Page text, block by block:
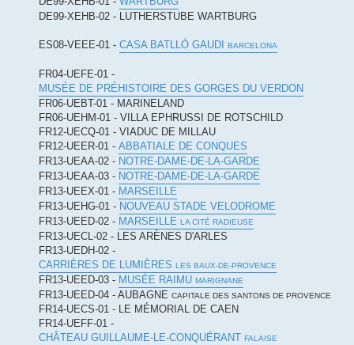
DE99-XEHB-02 - LUTHERSTUBE WARTBURG
ES08-VEEE-01 - CASA BATLLÓ GAUDI BARCELONA
FR04-UEFE-01 -
MUSÉE DE PRÉHISTOIRE DES GORGES DU VERDON
FR06-UEBT-01 - MARINELAND
FR06-UEHM-01 - VILLA EPHRUSSI DE ROTSCHILD
FR12-UECQ-01 - VIADUC DE MILLAU
FR12-UEER-01 - ABBATIALE DE CONQUES
FR13-UEAA-02 - NOTRE-DAME-DE-LA-GARDE
FR13-UEAA-03 - NOTRE-DAME-DE-LA-GARDE
FR13-UEEX-01 - MARSEILLE
FR13-UEHG-01 - NOUVEAU STADE VELODROME
FR13-UEED-02 - MARSEILLE LA CITÉ RADIEUSE
FR13-UECL-02 - LES ARÈNES D'ARLES
FR13-UEDH-02 -
CARRIÈRES DE LUMIÈRES LES BAUX-DE-PROVENCE
FR13-UEED-03 - MUSÉE RAIMU MARIGNANE
FR13-UEED-04 - AUBAGNE CAPITALE DES SANTONS DE PROVENCE
FR14-UECS-01 - LE MÉMORIAL DE CAEN
FR14-UEFF-01 -
CHÂTEAU GUILLAUME-LE-CONQUÉRANT FALAISE